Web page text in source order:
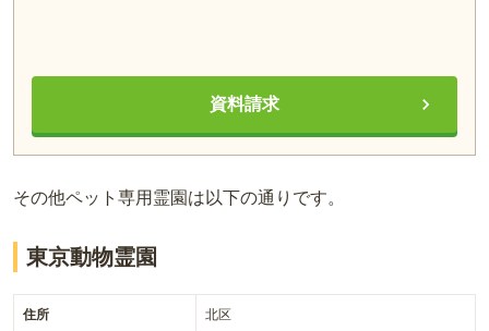
資料請求
その他ペット専用霊園は以下の通りです。
東京動物霊園
住所 北区